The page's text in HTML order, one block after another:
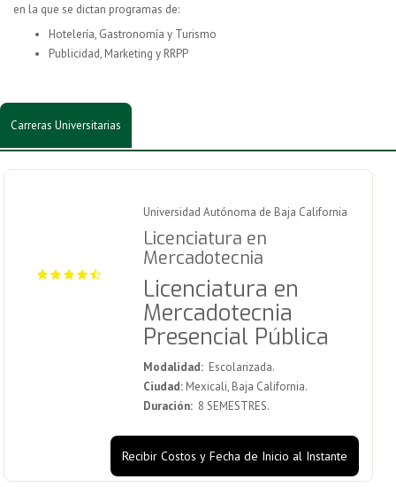
en la que se dictan programas de:
Hotelería, Gastronomía y Turismo
Publicidad, Marketing y RRPP
Carreras Universitarias
Universidad Autónoma de Baja California
Licenciatura en
Mercadotecnia
Licenciatura en
Mercadotecnia
Presencial Pública
Modalidad:Escolarizada.
Ciudad:Mexicali, Baja California.
Duración:8 SEMESTRES.
Recibir Costos y Fecha de Inicio al Instante